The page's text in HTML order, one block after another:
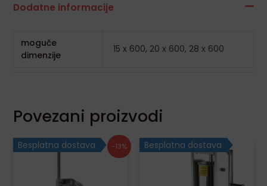
Dodatne informacije
moguče
dimenzije
15 x 600, 20 x 600, 28 x 600
Povezani proizvodi
-13%
Besplatna dostava
Izvorna
cijena
60,00€.
Trenutna
cijena
Besplatna dostava